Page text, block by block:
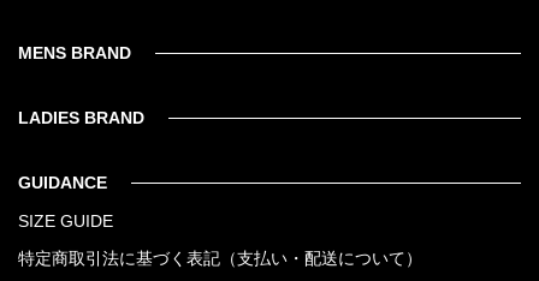
MENS BRAND
LADIES BRAND
GUIDANCE
SIZE GUIDE
特定商取引法に基づく表記（支払い・配送について）